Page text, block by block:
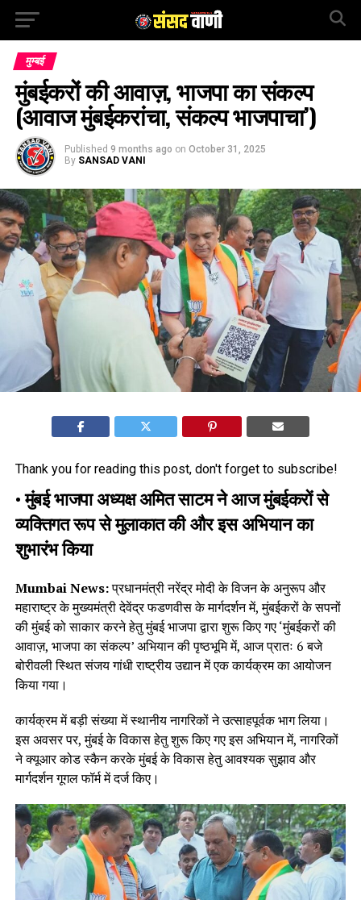
मुम्बई
मुंबईकरों की आवाज़, भाजपा का संकल्प
(आवाज मुंबईकरांचा, संकल्प भाजपाचा’)
Published 9 months ago on October 31, 2025
By SANSAD VANI
Thank you for reading this post, don't forget to subscribe!
•मुंबई भाजपा अध्यक्ष अमित साटम ने आज मुंबईकरों से
व्यक्तिगत रूप से मुलाकात की और इस अभियान का
शुभारंभ किया
Mumbai News:प्रधानमंत्री नरेंद्र मोदी के विजन के अनुरूप और
महाराष्ट्र के मुख्यमंत्री देवेंद्र फडणवीस के मार्गदर्शन में, मुंबईकरों के सपनों
की मुंबई को साकार करने हेतु मुंबई भाजपा द्वारा शुरू किए गए ‘मुंबईकरों की
आवाज़, भाजपा का संकल्प’ अभियान की पृष्ठभूमि में, आज प्रातः 6 बजे
बोरीवली स्थित संजय गांधी राष्ट्रीय उद्यान में एक कार्यक्रम का आयोजन
किया गया।
कार्यक्रम में बड़ी संख्या में स्थानीय नागरिकों ने उत्साहपूर्वक भाग लिया।
इस अवसर पर, मुंबई के विकास हेतु शुरू किए गए इस अभियान में, नागरिकों
ने क्यूआर कोड स्कैन करके मुंबई के विकास हेतु आवश्यक सुझाव और
मार्गदर्शन गूगल फॉर्म में दर्ज किए।